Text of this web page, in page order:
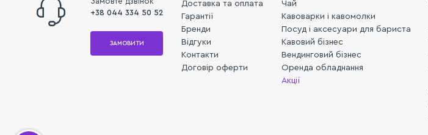
+38 044 334 50 52
ЗАМОВИТИ
Доставка та оплата
Гарантії
Бренди
Відгуки
Контакти
Договір оферти
Чай
Кавоварки і кавомолки
Посуд і аксесуари для бариста
Кавовий бізнес
Вендинговий бізнес
Оренда обладнання
Акції